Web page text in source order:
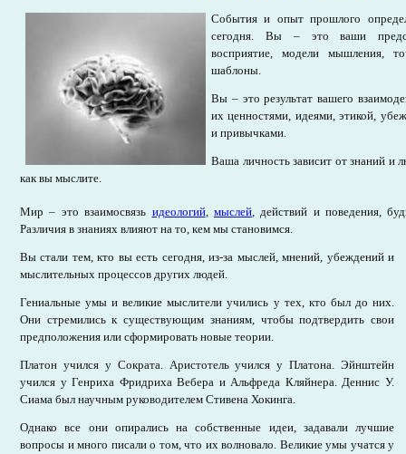
События и опыт прошлого
сегодня. Вы – это ваши
восприятие, модели мышления,
шаблоны.
Вы – это результат вашего
их ценностями, идеями, этикой,
и привычками.
Ваша личность зависит от знаний и
как вы мыслите.
Мир – это взаимосвязь идеологий, мыслей, действий и поведения,
Различия в знаниях влияют на то, кем мы становимся.
Вы стали тем, кто вы есть сегодня, из-за мыслей, мнений, убеждений и
мыслительных процессов других людей.
Гениальные умы и великие мыслители учились у тех, кто был до них.
Они стремились к существующим знаниям, чтобы подтвердить свои
предположения или сформировать новые теории.
Платон учился у Сократа. Аристотель учился у Платона. Эйнштейн
учился у Генриха Фридриха Вебера и Альфреда Кляйнера. Деннис У.
Сиама был научным руководителем Стивена Хокинга.
Однако все они опирались на собственные идеи, задавали лучшие
вопросы и много писали о том, что их волновало. Великие умы учатся у